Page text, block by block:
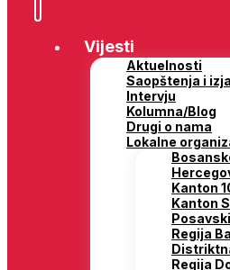
Vijesti
Aktuelnosti
Saopštenja i
Intervju
Kolumna/Blog
Drugi o nama
Lokalne
Kanton
Kanton
Regija
Regija